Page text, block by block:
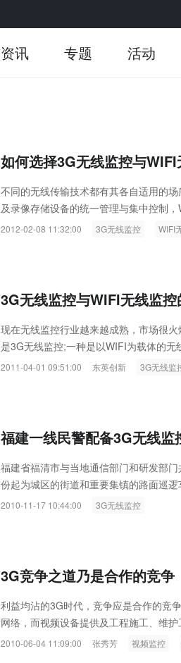
资讯 专题 活动
如何选择3G无线监控与
不同的无线传输技术都有其各自适用的
及录像存储设备的统一管理与集中控制
监控两种，在具体项目应用中，该如何
2012-02-08 11:32:00 3G无线监控 WIFI
3G无线监控与WIFI无线监
现在无线监控行业越来越成熟，市场很
是3G无线监控;一种是以WIFI为载体的
分清楚哪种方式更适合手中的项目，下
2011-04-01 09:51:00 东英创新 3G无线监
福建一线民警配备3G无线监
福建省福清市与当地通信部门和研发部
份起为城区的街道和重要集镇的路面巡
安、交通等违法行为明显减少。这套新研
2010-11-17 10:44:00 3G无线监控
3G竞争之道乃是合作的竞争
利益均沾的3G时代，竞争应是合作的竞
网络，而视频设备提供及工程施工、维护
2010-06-04 11:09:00 张秀芳 视频监控
Raythink燧石技术：以红外技术，
空经济时代的智能安防新生态